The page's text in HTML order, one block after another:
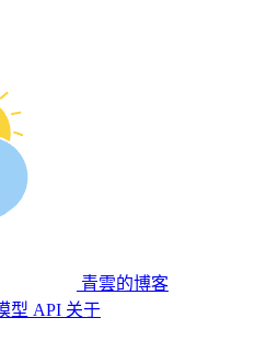
青雲的博客
型 API 关于